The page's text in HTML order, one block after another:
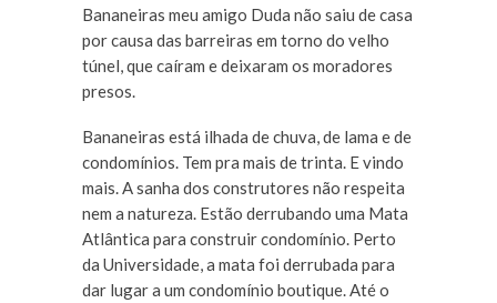
Bananeiras meu amigo Duda não saiu de casa
por causa das barreiras em torno do velho
túnel, que caíram e deixaram os moradores
presos.
Bananeiras está ilhada de chuva, de lama e de
condomínios. Tem pra mais de trinta. E vindo
mais. A sanha dos construtores não respeita
nem a natureza. Estão derrubando uma Mata
Atlântica para construir condomínio. Perto
da Universidade, a mata foi derrubada para
dar lugar a um condomínio boutique. Até o